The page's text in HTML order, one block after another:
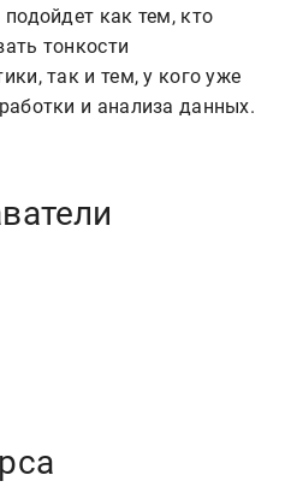
как тем, кто
тонкости
так и тем, у кого уже
и анализа данных.